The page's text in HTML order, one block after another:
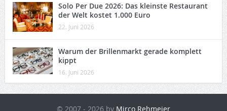
Solo Per Due 2026: Das kleinste Restaurant
der Welt kostet 1.000 Euro
22. Juni 2026
Warum der Brillenmarkt gerade komplett
kippt
16. Juni 2026
© 2007 - 2026 by Mirco Rehmeier